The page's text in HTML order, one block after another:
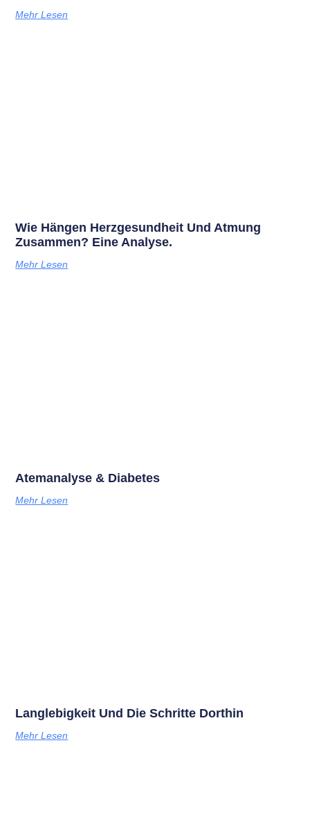
Mehr Lesen
Wie Hängen Herzgesundheit Und Atmung
Zusammen? Eine Analyse.
Mehr Lesen
Atemanalyse & Diabetes
Mehr Lesen
Langlebigkeit Und Die Schritte Dorthin
Mehr Lesen